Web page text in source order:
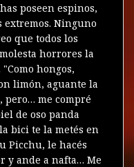
poseen espinos,
extremos. Ninguno
que todos los
horrores la
hongos,
limón, aguante la
pero… me compré
de oso panda
bici te la metés en
Picchu, le hacés
y ande a nafta… Me